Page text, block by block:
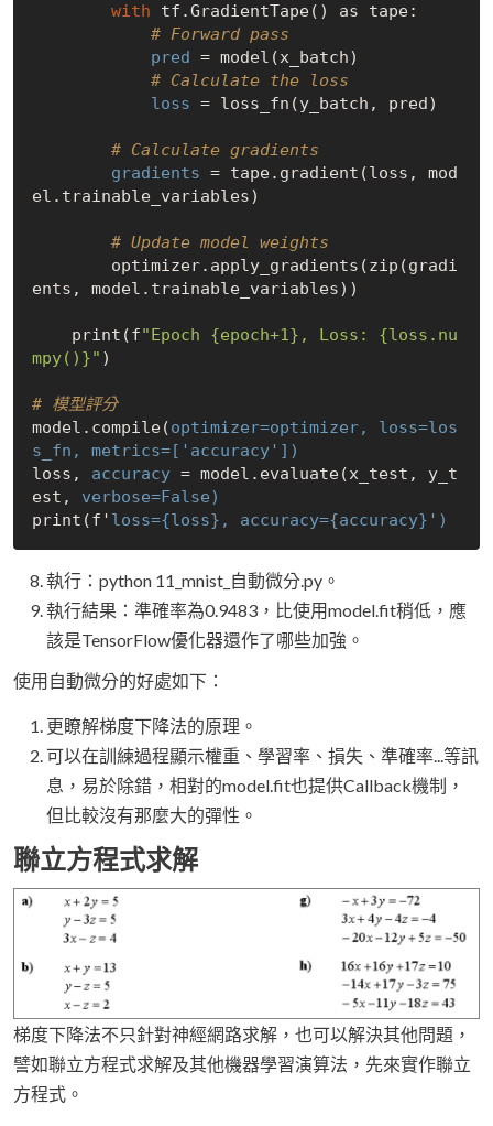
with tf.GradientTape() as tape:
# Forward pass
pred = model(x_batch)
# Calculate the loss
loss = loss_fn(y_batch, pred)
# Calculate gradients
gradients = tape.gradient(loss, mod
el.trainable_variables)
# Update model weights
ents, model.trainable_variables))
    print(f
"Epoch {epoch+1}, Loss: {loss.nu
mpy()}" )
# 模型評分
model.compile(optimizer=optimizer,
loss=los
s_fn,
metrics=['accuracy'])
loss, accuracy = model.evaluate(x_test, y_t
est, verbose=False)
print(f' loss={loss}, accuracy={accuracy}')
執行：python 11_mnist_自動微分.py。
執行結果：準確率為0.9483，比使用model.fit稍低，應
該是TensorFlow優化器還作了哪些加強。
使用自動微分的好處如下：
更瞭解梯度下降法的原理。
可以在訓練過程顯示權重、學習率、損失、準確率...等訊
息，易於除錯，相對的model.fit也提供Callback機制，
但比較沒有那麼大的彈性。
聯立方程式求解
梯度下降法不只針對神經網路求解，也可以解決其他問題，
譬如聯立方程式求解及其他機器學習演算法，先來實作聯立
方程式。